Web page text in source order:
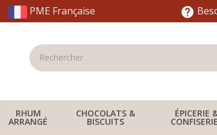
PME Française help
RHUM
ARRANGÉ
CHOCOLATS &
BISCUITS
ÉPICERIE